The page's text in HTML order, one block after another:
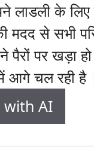
लाडली के
मदद से सभी
पैरों पर खड़ा
आगे चल रही है
with AI